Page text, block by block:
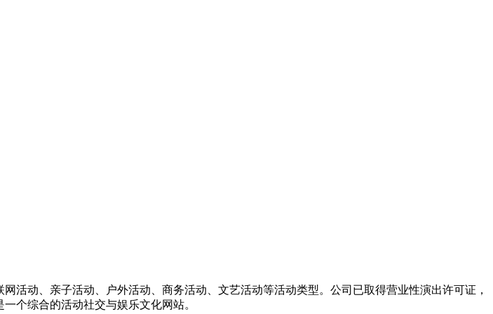
活动、亲子活动、户外活动、商务活动、文艺活动等活动类型。公司已取得营业性演出许可证，
个综合的活动社交与娱乐文化网站。